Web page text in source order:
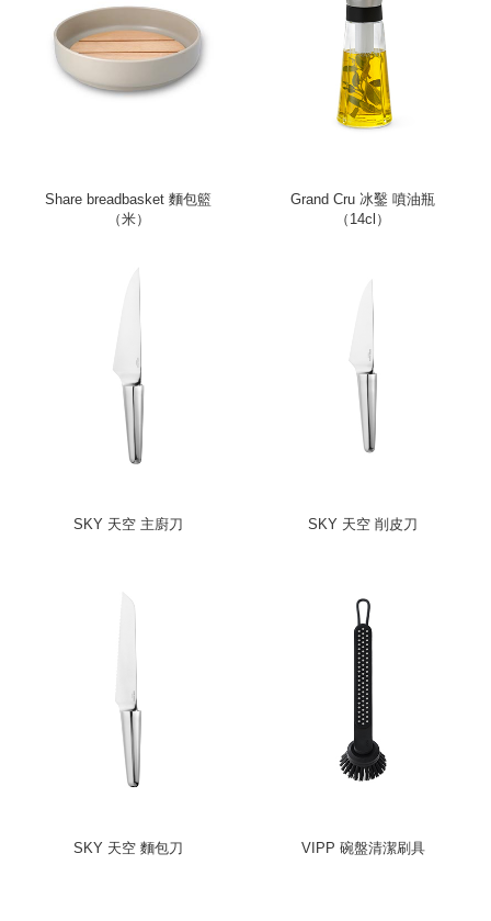
Share breadbasket 麵包籃
（米）
Grand Cru 冰鑿 噴油瓶
（14cl）
SKY 天空 主廚刀 SKY 天空 削皮刀
SKY 天空 麵包刀 VIPP 碗盤清潔刷具